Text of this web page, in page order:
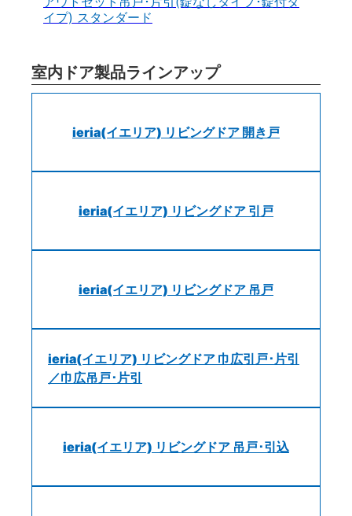
イプ) スタンダード
室内ドア製品ラインアップ
ieria(イエリア) リビングドア 開き戸
ieria(イエリア) リビングドア 引戸
ieria(イエリア) リビングドア 吊戸
ieria(イエリア) リビングドア 巾広引戸･片引
／巾広吊戸･片引
ieria(イエリア) リビングドア 吊戸･引込